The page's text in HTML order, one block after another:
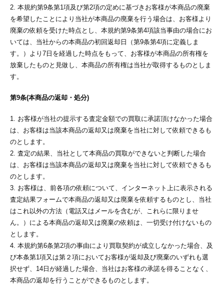
2. 本規約第9条第1項及び第2項の定めに基づきお客様が本商品の廃棄
を希望したことにより当社が本商品の廃棄を行う場合は、お客様より
廃棄の依頼を受けた時点とし、本規約第9条第4項該当事由の場合にお
いては、当社からの本商品の初回返却日（第9条第4項に定義しま
す。）より7日を経過した時点をもって、お客様が本商品の所有権を
放棄したものと見做し、本商品の所有権は当社が取得するものとしま
す。
第9条(本商品の返却・処分)
1. お客様が当社の提示する査定金額での買取に承諾頂けなかった場合
は、お客様は当該本商品の返却又は廃棄を当社に対して依頼できるも
のとします。
2. 査定の結果、当社として本商品の買取ができないと判断した場合
は、お客様は当該本商品の返却又は廃棄を当社に対して依頼できるも
のとします。
3. お客様は、前各項の依頼について、インターネット上に表示される
査定結果フォームで本商品の返却又は廃棄を依頼するものとし、当社
はこれ以外の方法（電話又はメールを含むが、これらに限りませ
ん。）による本商品の返却又は廃棄の依頼は、一切受け付けないもの
とします。
4. 本規約第6条第2項の事由により買取契約が成立しなかった場合、及
び本条第1項又は第２項においてお客様が返却及び廃棄のいずれも選
択せず、14日が経過した場合、当社はお客様の承諾を得ることなく、
本商品の返却を行うことができるものとします。